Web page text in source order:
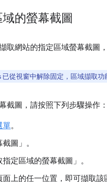
的螢幕截圖
取網站的指定區域螢幕截圖
從視窗中解除固定，區域擷取功
截圖，請按照下列步驟操作：
單。
圖」。
定區域的螢幕截圖」 。
上的任一位置，即可擷取該